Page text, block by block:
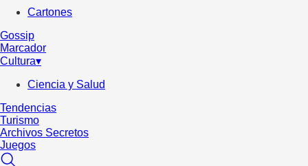
Cartones
Gossip
Marcador
Cultura▾
Ciencia y Salud
Tendencias
Turismo
Archivos Secretos
Juegos